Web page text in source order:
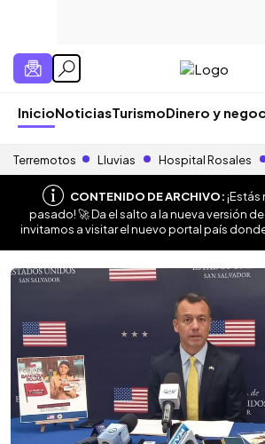
InicioNoticiasTurismoDinero y
Terremotos Lluvias Hospital Rosales
CONTENIDO DE ARCHIVO:
pasado! 🚀 Da el salto a la nueva versión de
invitamos a visitar el nuevo portal país